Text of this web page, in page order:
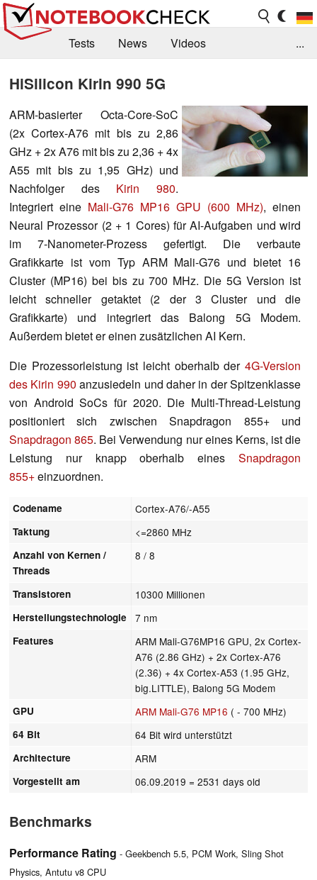
Tests News
Videos
Suche
Jobs
Forum
...
HiSilicon Kirin 990 5G
ARM-basierter Octa-Core-SoC
(2x Cortex-A76 mit bis zu 2,86
GHz + 2x A76 mit bis zu 2,36 + 4x
A55 mit bis zu 1,95 GHz) und
Nachfolger des Kirin 980.
Integriert eine Mali-G76 MP16 GPU (600 MHz), einen
Neural Prozessor (2 + 1 Cores) für AI-Aufgaben und wird
im 7-Nanometer-Prozess gefertigt. Die verbaute
Grafikkarte ist vom Typ ARM Mali-G76 und bietet 16
Cluster (MP16) bei bis zu 700 MHz. Die 5G Version ist
leicht schneller getaktet (2 der 3 Cluster und die
Grafikkarte) und integriert das Balong 5G Modem.
Außerdem bietet er einen zusätzlichen AI Kern.
Die Prozessorleistung ist leicht oberhalb der 4G-Version
des Kirin 990 anzusiedeln und daher in der Spitzenklasse
von Android SoCs für 2020. Die Multi-Thread-Leistung
positioniert sich zwischen Snapdragon 855+ und
Snapdragon 865. Bei Verwendung nur eines Kerns, ist die
Leistung nur knapp oberhalb eines Snapdragon
855+einzuordnen.
Codename Cortex-A76/-A55
Taktung <=2860 MHz
Anzahl von Kernen /
Threads
8 / 8
Transistoren 10300 Millionen
Herstellungstechnologie 7 nm
Features
ARM Mali-G76MP16 GPU, 2x Cortex-
A76 (2.86 GHz) + 2x Cortex-A76
(2.36) + 4x Cortex-A53 (1.95 GHz,
big.LITTLE), Balong 5G Modem
GPU ARM Mali-G76 MP16 ( - 700 MHz)
64 Bit 64 Bit wird unterstützt
Architecture ARM
Vorgestellt am 06.09.2019 = 2531 days old
Benchmarks
Performance Rating - Geekbench 5.5, PCM Work, Sling Shot
Physics, Antutu v8 CPU